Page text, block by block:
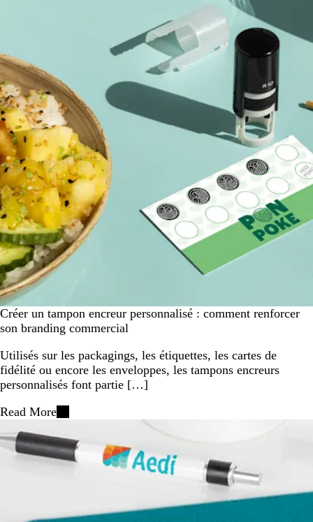
Créer un tampon encreur personnalisé : comment renforcer
son branding commercial
Utilisés sur les packagings, les étiquettes, les cartes de
fidélité ou encore les enveloppes, les tampons encreurs
personnalisés font partie […]
Read More